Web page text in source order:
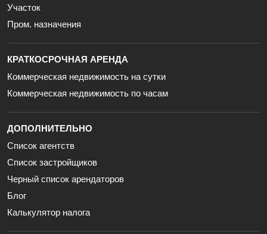
Участок
Пром. назначения
КРАТКОСРОЧНАЯ АРЕНДА
Коммерческая недвижимость на сутки
Коммерческая недвижимость по часам
ДОПОЛНИТЕЛЬНО
Список агентств
Список застройщиков
Черный список арендаторов
Блог
Калькулятор налога